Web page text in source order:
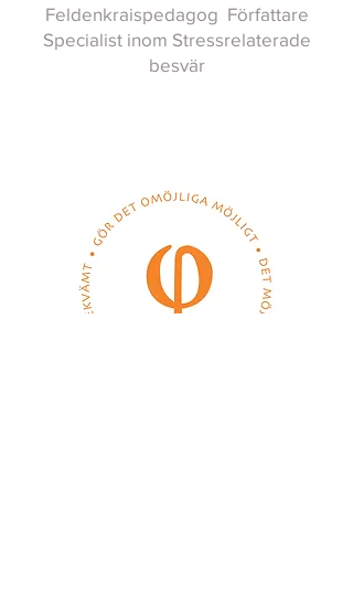
Feldenkraispedagog Författare
Specialist inom Stressrelaterade
besvär